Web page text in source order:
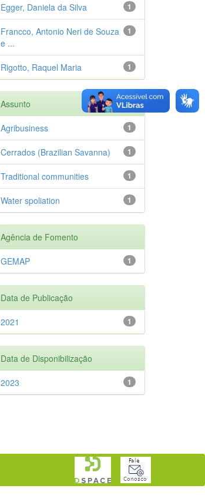
1
Egger, Daniela da Silva
1
Francco, Antonio Neri de Souza
e ...
1
Rigotto, Raquel Maria
Assunto
1
Agribusiness
1
Cerrados (Brazilian Savanna)
1
Traditional communities
1
Water spoliation
Agência de Fomento
1
GEMAP
Data de Publicação
1
2021
Data de Disponibilização
1
2023